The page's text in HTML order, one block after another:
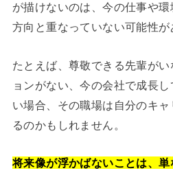
が描けないのは、今の仕事や
方向と重なっていない可能性が
たとえば、尊敬できる先輩が
ョンがない、今の会社で成長
い場合、その職場は自分のキ
るのかもしれません。
将来像が浮かばないことは、単